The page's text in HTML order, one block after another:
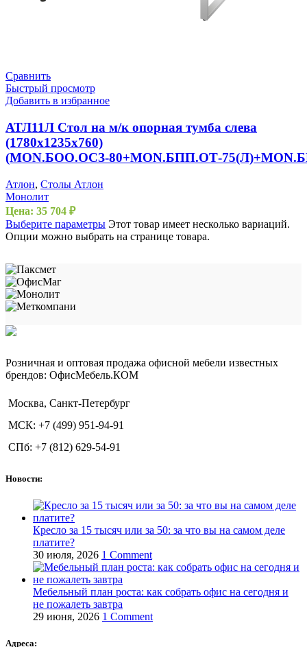
Сравнить
Быстрый просмотр
Добавить в избранное
АТЛ11Л Стол на м/к опорная тумба слева
(1780х1235х760)
(MON.БОО.ОСЗ-80+MON.БПП.ОТ-
Атлон, Столы Атлон
Монолит
Цена: 35 704 ₽
Выберите параметры Этот товар имеет несколько вариаций.
Опции можно выбрать на странице товара.
Розничная и оптовая продажа офисной мебели известных
брендов: ОфисМебель.КОМ
Москва, Санкт-Петербург
МСК: +7 (499) 951-94-91
СПб: +7 (812) 629-54-91
Новости:
Кресло за 15 тысяч или за 50: за что вы на самом деле
платите?
30 июля, 2026 1 Comment
Мебельный план роста: как собрать офис на сегодня и
не пожалеть завтра
29 июня, 2026 1 Comment
Адреса: